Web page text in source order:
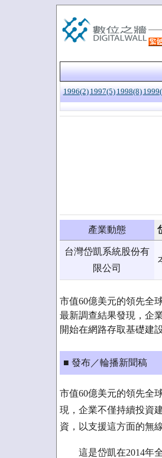
1996(2) 1997(5) 1998(8)
產業動態
台灣岱凱系統股份有
限公司
市值60億美元的領先全
最新調查結果發現，企
開始在網路存取基礎建
■ 發布／輪播新聞稿
市值60億美元的領先全
現，企業不僅持續投資
資，以支援這方面的無
這是岱凱在2014年全